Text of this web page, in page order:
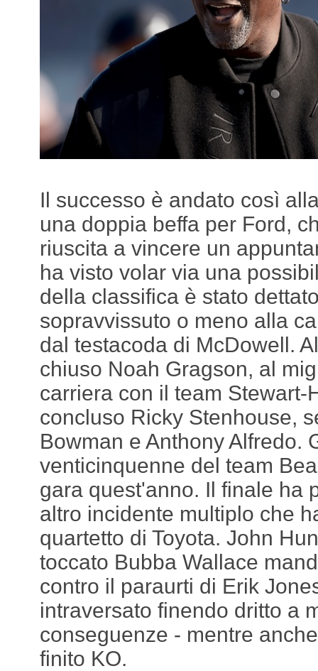
Il successo è andato così
una doppia beffa per Ford,
riuscita a vincere un
ha visto volar via una
della classifica è stato
sopravvissuto o meno alla
dal testacoda di McDowell.
chiuso Noah Gragson, al
carriera con il team Stewart-
concluso Ricky Stenhouse,
Bowman e Anthony Alfredo.
venticinquenne del team
gara quest'anno. Il finale ha
altro incidente multiplo che
quartetto di Toyota. John
toccato Bubba Wallace
contro il paraurti di Erik
intraversato finendo dritto a
conseguenze - mentre
finito KO.